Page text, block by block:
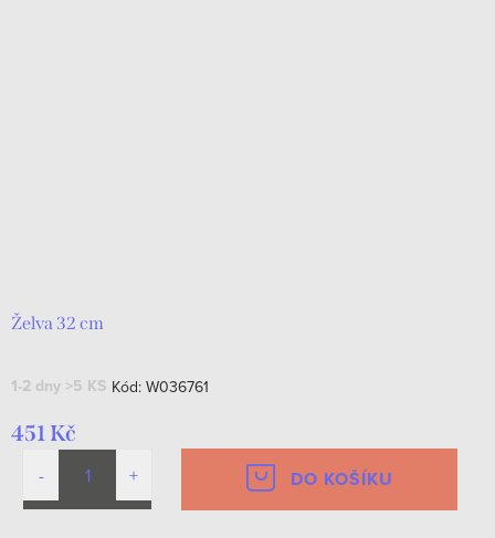
Želva 32 cm
1-2 dny >5 KS Kód: W036761
451 Kč
DO KOŠÍKU